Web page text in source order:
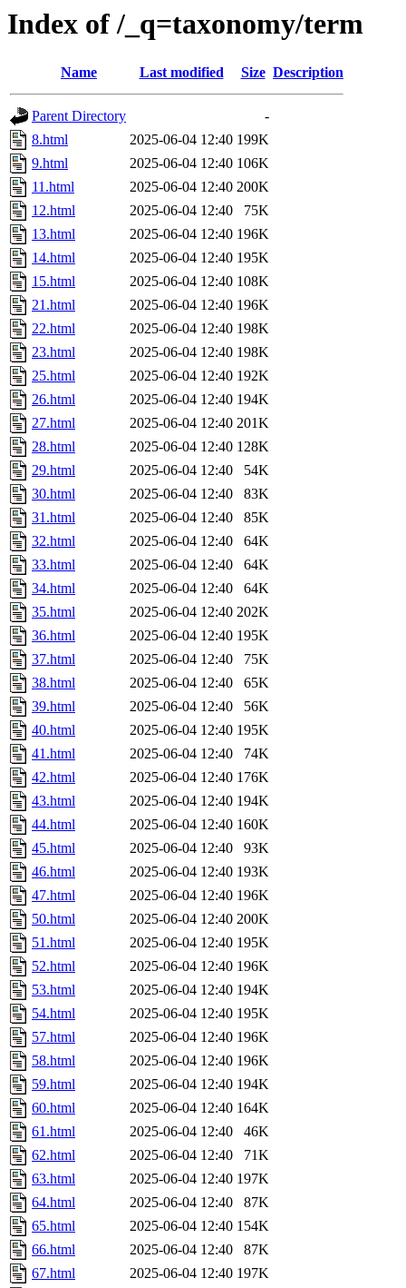
Index of /_q=taxonomy/term
Name Last modified Size Description
Parent Directory
-
8.html
2025-06-04 12:40 199K
9.html
2025-06-04 12:40 106K
11.html
2025-06-04 12:40 200K
12.html
2025-06-04 12:40
75K
13.html
2025-06-04 12:40 196K
14.html
2025-06-04 12:40 195K
15.html
2025-06-04 12:40 108K
21.html
2025-06-04 12:40 196K
22.html
2025-06-04 12:40 198K
23.html
2025-06-04 12:40 198K
25.html
2025-06-04 12:40 192K
26.html
2025-06-04 12:40 194K
27.html
2025-06-04 12:40 201K
28.html
2025-06-04 12:40 128K
29.html
2025-06-04 12:40
54K
30.html
2025-06-04 12:40
83K
31.html
2025-06-04 12:40
85K
32.html
2025-06-04 12:40
64K
33.html
2025-06-04 12:40
64K
34.html
2025-06-04 12:40
64K
35.html
2025-06-04 12:40 202K
36.html
2025-06-04 12:40 195K
37.html
2025-06-04 12:40
75K
38.html
2025-06-04 12:40
65K
39.html
2025-06-04 12:40
56K
40.html
2025-06-04 12:40 195K
41.html
2025-06-04 12:40
74K
42.html
2025-06-04 12:40 176K
43.html
2025-06-04 12:40 194K
44.html
2025-06-04 12:40 160K
45.html
2025-06-04 12:40
93K
46.html
2025-06-04 12:40 193K
47.html
2025-06-04 12:40 196K
50.html
2025-06-04 12:40 200K
51.html
2025-06-04 12:40 195K
52.html
2025-06-04 12:40 196K
53.html
2025-06-04 12:40 194K
54.html
2025-06-04 12:40 195K
57.html
2025-06-04 12:40 196K
58.html
2025-06-04 12:40 196K
59.html
2025-06-04 12:40 194K
60.html
2025-06-04 12:40 164K
61.html
2025-06-04 12:40
46K
62.html
2025-06-04 12:40
71K
63.html
2025-06-04 12:40 197K
64.html
2025-06-04 12:40
87K
65.html
2025-06-04 12:40 154K
66.html
2025-06-04 12:40
87K
67.html
2025-06-04 12:40 197K